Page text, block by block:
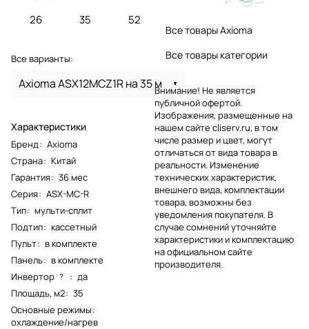
26 35 52
Все варианты:
Axioma ASX12MCZ1R на 35 м
Характеристики
Бренд: Axioma
Страна: Китай
Гарантия: 36 мес
Серия: ASX-MC-R
Тип: мульти-сплит
Подтип: кассетный
Пульт: в комплекте
Панель: в комплекте
Инвертор ? : да
Площадь, м2: 35
Основные режимы:
охлаждение/нагрев
Все товары Axioma
Все товары категории
Внимание! Не является
публичной офертой.
Изображения, размещенные на
нашем сайте cliserv.ru, в том
числе размер и цвет, могут
отличаться от вида товара в
реальности. Изменение
технических характеристик,
внешнего вида, комплектации
товара, возможны без
уведомления покупателя. В
случае сомнений уточняйте
характеристики и комплектацию
на официальном сайте
производителя.